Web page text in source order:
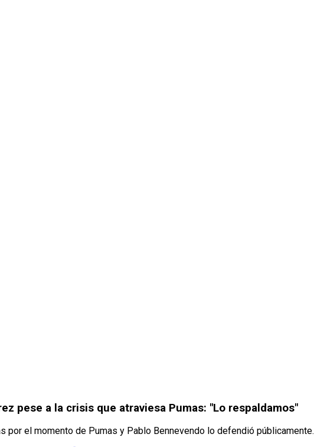
pese a la crisis que atraviesa Pumas: "Lo respaldamos"
por el momento de Pumas y Pablo Bennevendo lo defendió públicamente.